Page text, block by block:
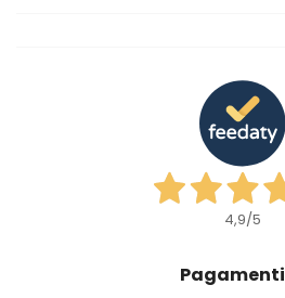
4,9/5
Pagamenti